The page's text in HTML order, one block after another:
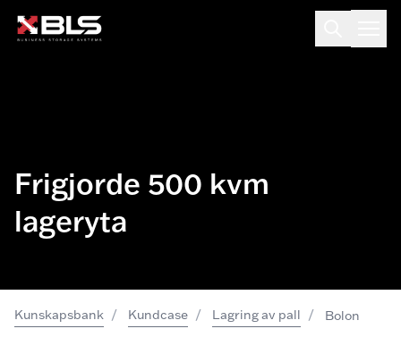
Frigjorde 500 kvm
lageryta
Kunskapsbank / Kundcase / Lagring av pall / Bolon